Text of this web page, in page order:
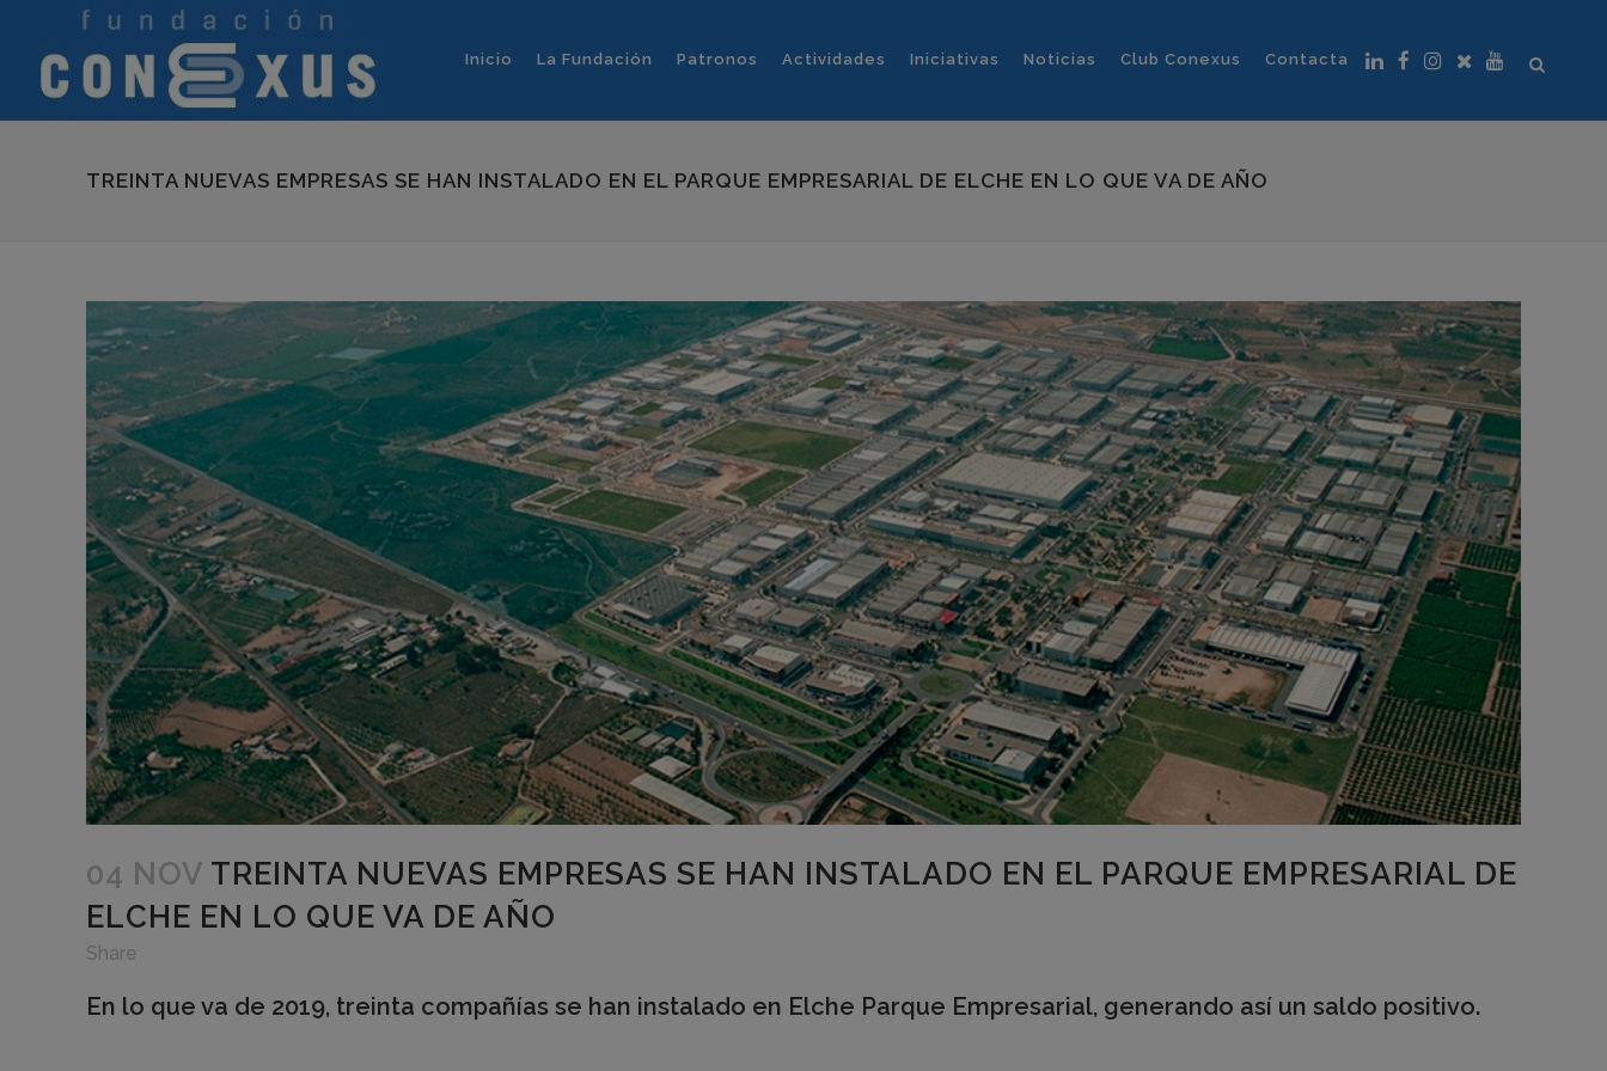
Inicio La Fundación Patronos Actividades Iniciativas Noticias Club Conexus Contacta
TREINTA NUEVAS EMPRESAS SE HAN INSTALADO EN EL PARQUE EMPRESARIAL DE ELCHE EN LO QUE VA DE AÑO
04 NOV TREINTA NUEVAS EMPRESAS SE HAN INSTALADO EN EL PARQUE EMPRESARIAL DE
ELCHE EN LO QUE VA DE AÑO
Share
En lo que va de 2019, treinta compañías se han instalado en Elche Parque Empresarial, generando así un saldo positivo.